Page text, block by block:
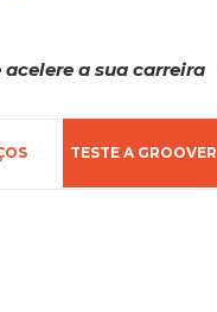
a sua carreira
TESTE A GROOVER